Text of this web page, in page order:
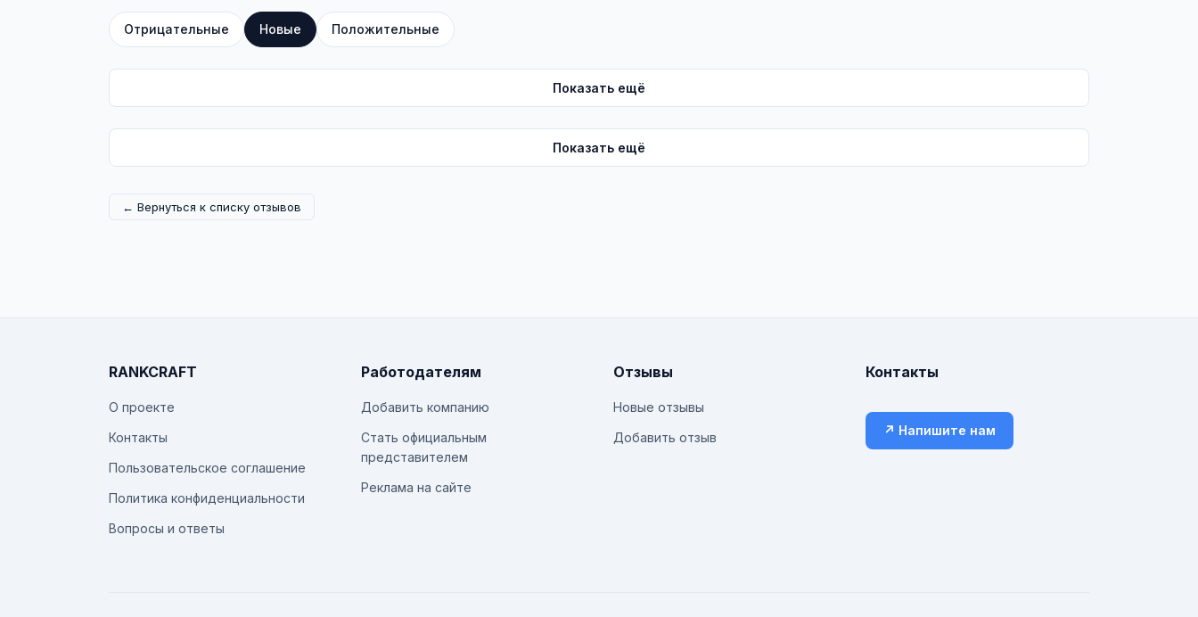
Отрицательные Новые Положительные
Показать ещё
Показать ещё
← Вернуться к списку отзывов
RANKCRAFT
О проекте
Контакты
Пользовательское соглашение
Политика конфиденциальности
Вопросы и ответы
Работодателям
Добавить компанию
Стать официальным
представителем
Реклама на сайте
Отзывы
Новые отзывы
Добавить отзыв
Контакты
↗ Напишите нам